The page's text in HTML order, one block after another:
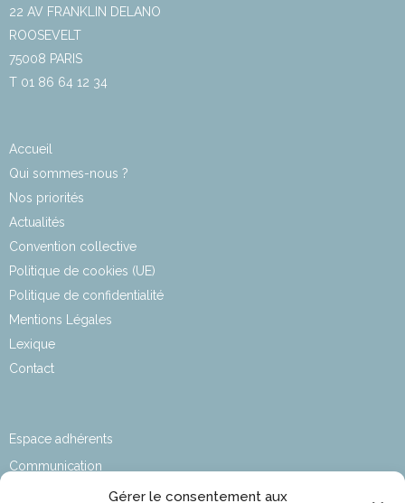
Gérer le consentement aux
22 AV FRANKLIN DELANO
ROOSEVELT
75008 PARIS
T 01 86 64 12 34
Accueil
Qui sommes-nous ?
Nos priorités
Actualités
Convention collective
Politique de cookies (UE)
Politique de confidentialité
Mentions Légales
Lexique
Contact
Espace adhérents
Communication